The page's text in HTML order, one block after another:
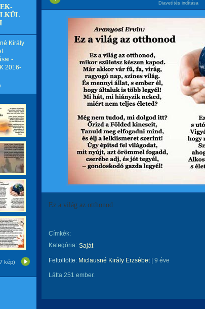
Király
-
2016-
kép)
Diavetítés indítása
Ez a világ az otthonod
Címkék:
Kategória: Saját
Feltöltötte: Miclausné Király Erzsébet| 9 éve
Látta 251 ember.